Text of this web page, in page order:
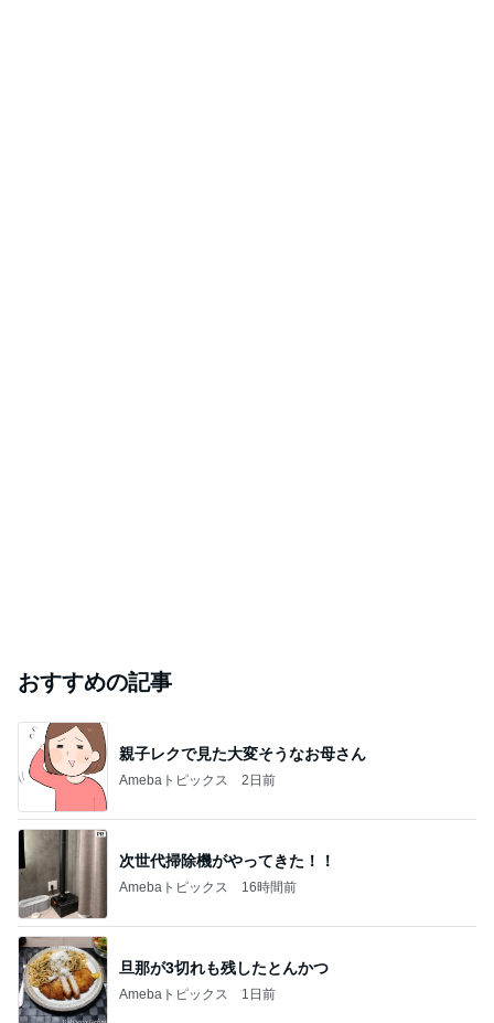
おすすめの記事
親子レクで見た大変そうなお母さん
Amebaトピックス 2日前
次世代掃除機がやってきた！！
Amebaトピックス 16時間前
旦那が3切れも残したとんかつ
Amebaトピックス 1日前